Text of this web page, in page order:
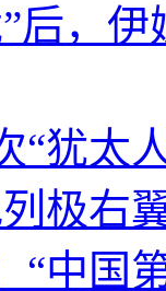
后，
“犹太
极右
“中国